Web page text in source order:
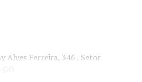
Alves Ferreira, 346 , Setor